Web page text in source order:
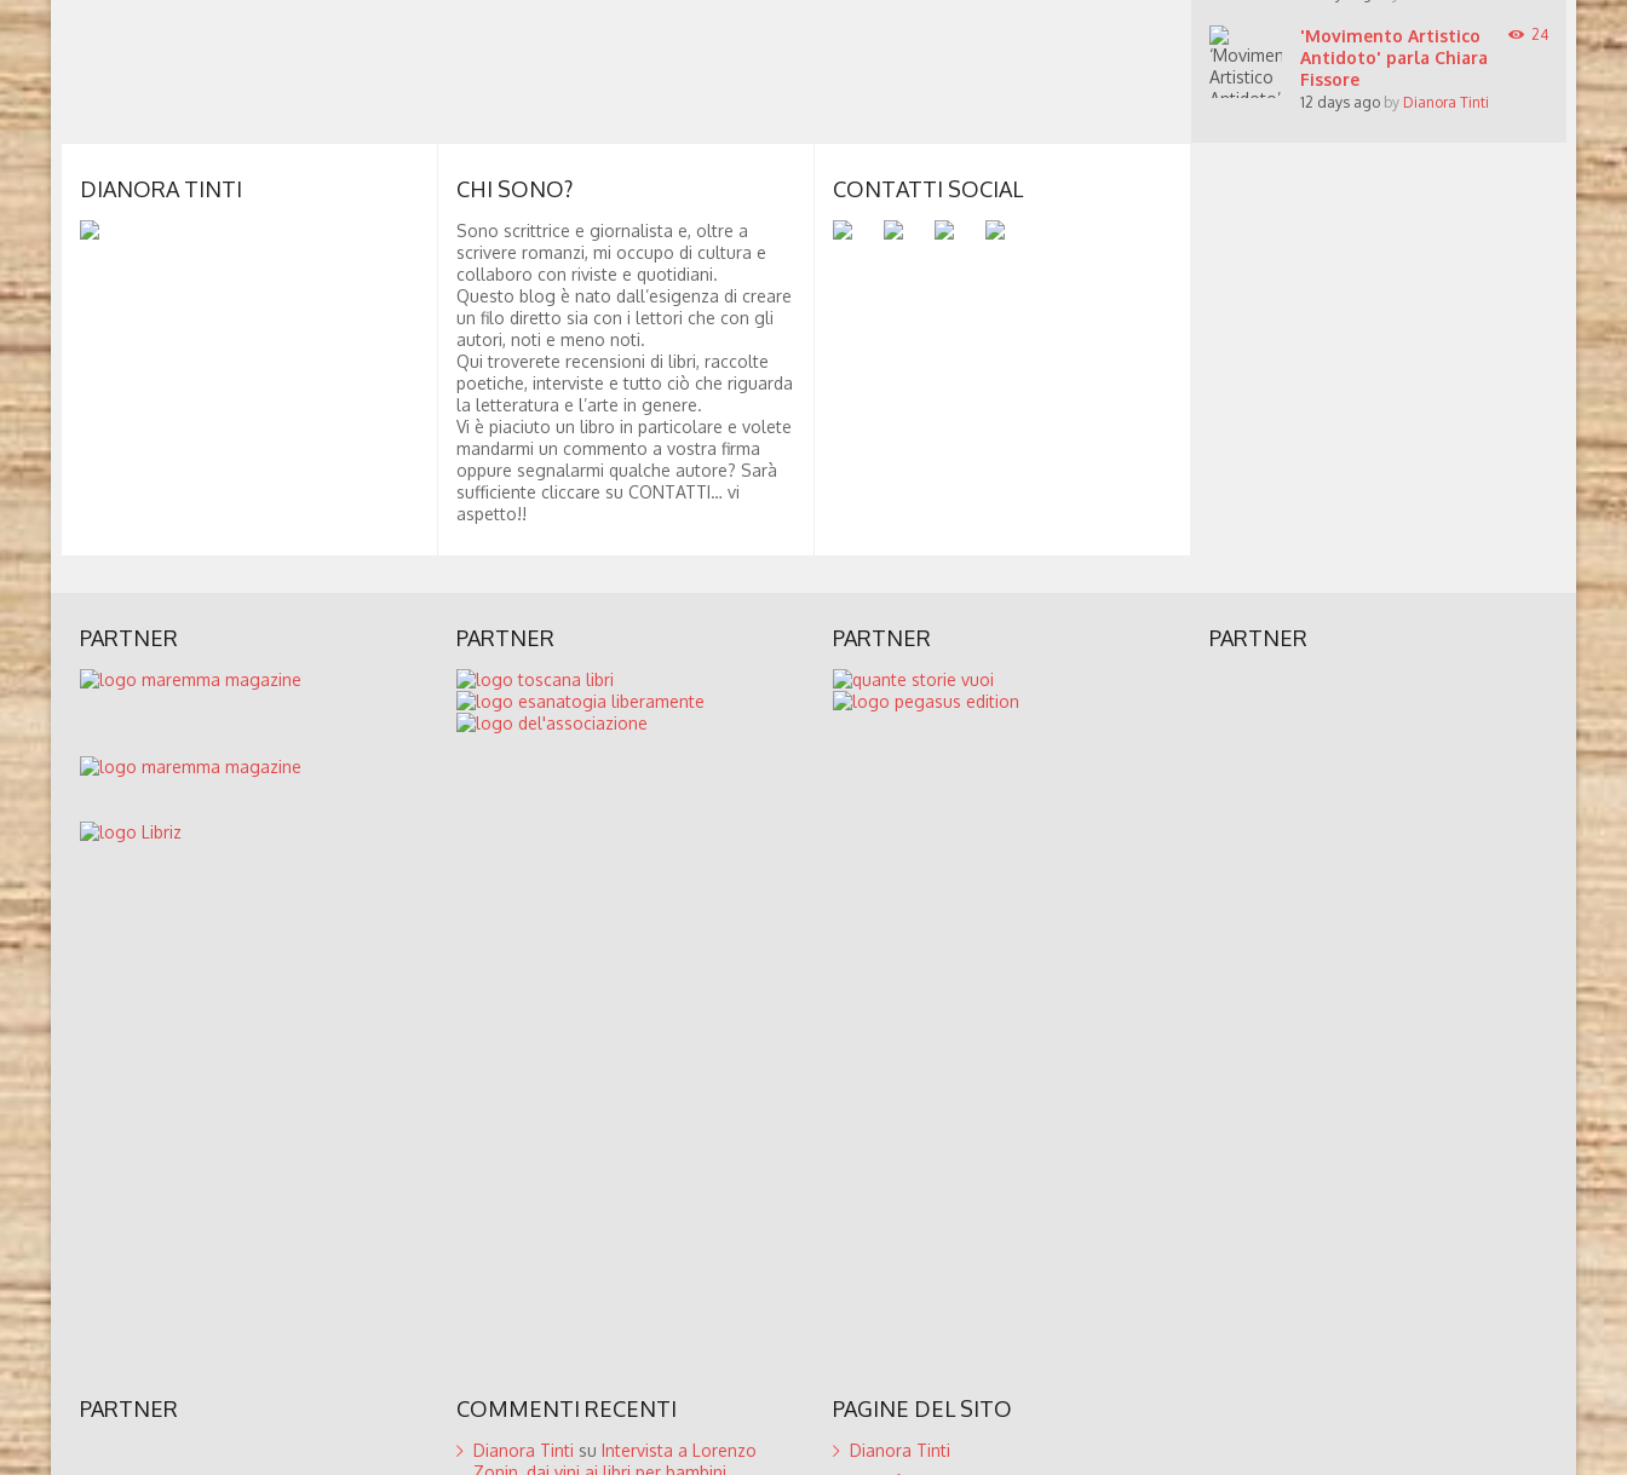
'Movimento Artistico
Antidoto' parla Chiara
Fissore
12 days ago by Dianora Tinti
24
DIANORA TINTI CHI SONO?
Sono scrittrice e giornalista e, oltre a
scrivere romanzi, mi occupo di cultura e
collaboro con riviste e quotidiani.
Questo blog è nato dall’esigenza di creare
un filo diretto sia con i lettori che con gli
autori, noti e meno noti.
Qui troverete recensioni di libri, raccolte
poetiche, interviste e tutto ciò che riguarda
la letteratura e l’arte in genere.
Vi è piaciuto un libro in particolare e volete
mandarmi un commento a vostra firma
oppure segnalarmi qualche autore? Sarà
sufficiente cliccare su CONTATTI… vi
aspetto!!
CONTATTI SOCIAL
PARTNER PARTNER PARTNER PARTNER
PARTNER COMMENTI RECENTI
Dianora Tinti su Intervista a Lorenzo
PAGINE DEL SITO
Dianora Tinti